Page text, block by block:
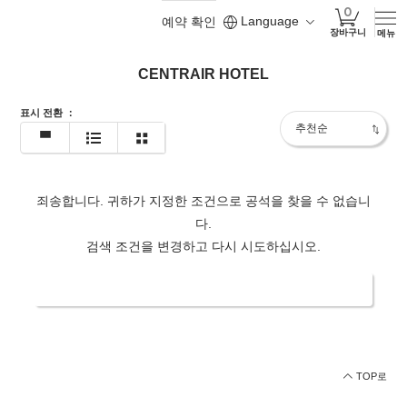
예약 확인 Language
장바구니 메뉴
CENTRAIR HOTEL
표시 전환 ：
죄송합니다. 귀하가 지정한 조건으로 공석을 찾을 수 없습니
다.
검색 조건을 변경하고 다시 시도하십시오.
TOP로